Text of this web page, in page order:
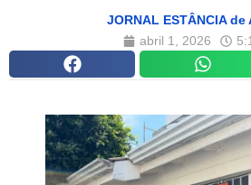
JORNAL ESTÂNCIA de
abril 1, 2026